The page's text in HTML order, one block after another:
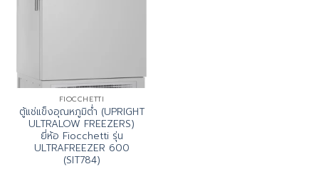
FIOCCHETTI
ตู้แช่แข็งอุณหภูมิต่ำ (UPRIGHT
ULTRALOW FREEZERS)
ยี่ห้อ Fiocchetti รุ่น
ULTRAFREEZER 600
(SIT784)